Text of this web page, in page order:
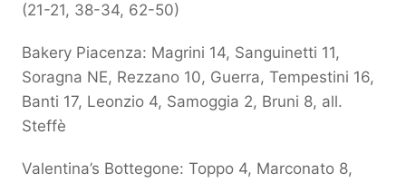
(21-21, 38-34, 62-50)
Bakery Piacenza: Magrini 14, Sanguinetti 11,
Soragna NE, Rezzano 10, Guerra, Tempestini 16,
Banti 17, Leonzio 4, Samoggia 2, Bruni 8, all.
Steffè
Valentina’s Bottegone: Toppo 4, Marconato 8,